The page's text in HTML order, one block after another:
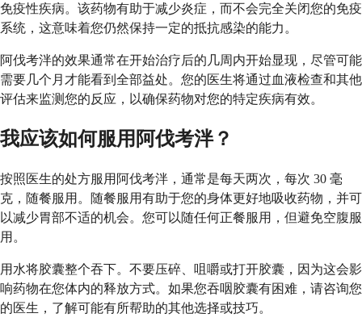
免疫性疾病。该药物有助于减少炎症，而不会完全关闭您的免疫
系统，这意味着您仍然保持一定的抵抗感染的能力。
阿伐考泮的效果通常在开始治疗后的几周内开始显现，尽管可能
需要几个月才能看到全部益处。您的医生将通过血液检查和其他
评估来监测您的反应，以确保药物对您的特定疾病有效。
我应该如何服用阿伐考泮？
按照医生的处方服用阿伐考泮，通常是每天两次，每次 30 毫
克，随餐服用。随餐服用有助于您的身体更好地吸收药物，并可
以减少胃部不适的机会。您可以随任何正餐服用，但避免空腹服
用。
用水将胶囊整个吞下。不要压碎、咀嚼或打开胶囊，因为这会影
响药物在您体内的释放方式。如果您吞咽胶囊有困难，请咨询您
的医生，了解可能有所帮助的其他选择或技巧。